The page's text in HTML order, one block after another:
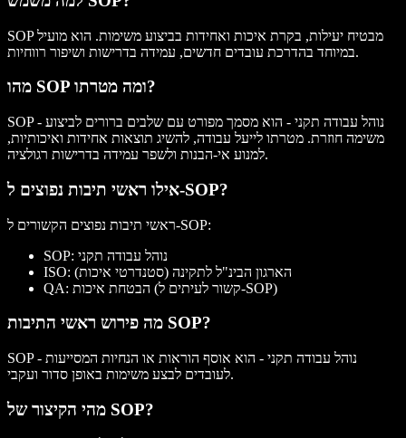
SOP מבטיח יעילות, בקרת איכות ואחידות בביצוע משימות. הוא מועיל
במיוחד בהדרכת עובדים חדשים, עמידה בדרישות ושיפור רווחיות.
מהו SOP ומה מטרתו?
SOP - נוהל עבודה תקני - הוא מסמך מפורט עם שלבים ברורים לביצוע
משימה חוזרת. מטרתו לייעל עבודה, להשיג תוצאות אחידות ואיכותיות,
למנוע אי-הבנות ולשפר עמידה בדרישות רגולציה.
אילו ראשי תיבות נפוצים ל-SOP?
ראשי תיבות נפוצים הקשורים ל-SOP:
SOP: נוהל עבודה תקני
ISO: הארגון הבינ"ל לתקינה (סטנדרטי איכות)
QA: הבטחת איכות (קשור לעיתים ל-SOP)
מה פירוש ראשי התיבות SOP?
SOP - נוהל עבודה תקני - הוא אוסף הוראות או הנחיות המסייעות
לעובדים לבצע משימות באופן סדור ועקבי.
מהי הקיצור של SOP?